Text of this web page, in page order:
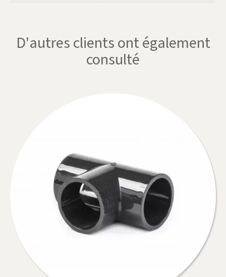
D'autres clients ont également
consulté